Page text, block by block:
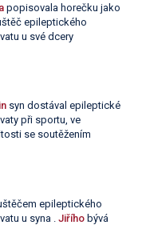
popisovala horečku jako
epileptického
u své dcery
syn dostával epileptické
při sportu, ve
se soutěžením
epileptického
u syna .
Jiříhobývá